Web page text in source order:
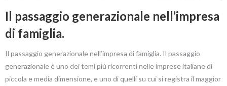
Il passaggio generazionale nell’impresa
di famiglia.
Il passaggio generazionale nell’impresa di famiglia. Il passaggio
generazionale è uno dei temi più ricorrenti nelle imprese italiane di
piccola e media dimensione, e uno di quelli su cui si registra il maggior